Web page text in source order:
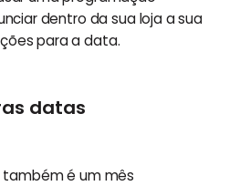
dentro da sua loja a sua
para a data.
datas
também é um mês